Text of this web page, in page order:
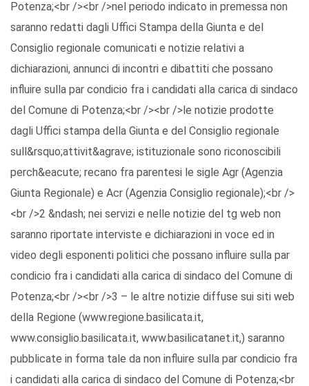
Potenza;<br /><br />nel periodo indicato in premessa non
saranno redatti dagli Uffici Stampa della Giunta e del
Consiglio regionale comunicati e notizie relativi a
dichiarazioni, annunci di incontri e dibattiti che possano
influire sulla par condicio fra i candidati alla carica di sindaco
del Comune di Potenza;<br /><br />le notizie prodotte
dagli Uffici stampa della Giunta e del Consiglio regionale
sull&rsquo;attivit&agrave; istituzionale sono riconoscibili
perch&eacute; recano fra parentesi le sigle Agr (Agenzia
Giunta Regionale) e Acr (Agenzia Consiglio regionale);<br />
<br />2 &ndash; nei servizi e nelle notizie del tg web non
saranno riportate interviste e dichiarazioni in voce ed in
video degli esponenti politici che possano influire sulla par
condicio fra i candidati alla carica di sindaco del Comune di
Potenza;<br /><br />3 – le altre notizie diffuse sui siti web
della Regione (www.regione.basilicata.it,
www.consiglio.basilicata.it, www.basilicatanet.it,) saranno
pubblicate in forma tale da non influire sulla par condicio fra
i candidati alla carica di sindaco del Comune di Potenza;<br